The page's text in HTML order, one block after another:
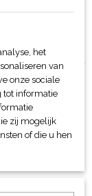
het
van
onze sociale
tot informatie
zij mogelijk
of die u hen